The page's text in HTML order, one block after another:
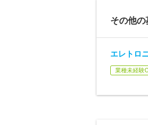
その他の
エレトロ
業種未経験